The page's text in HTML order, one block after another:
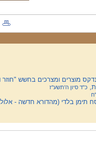
מוצרים ומצרכים בחשש
כ"ד סיון ה'תשע''ז
תימן בלדי (מהדורא חדשה -